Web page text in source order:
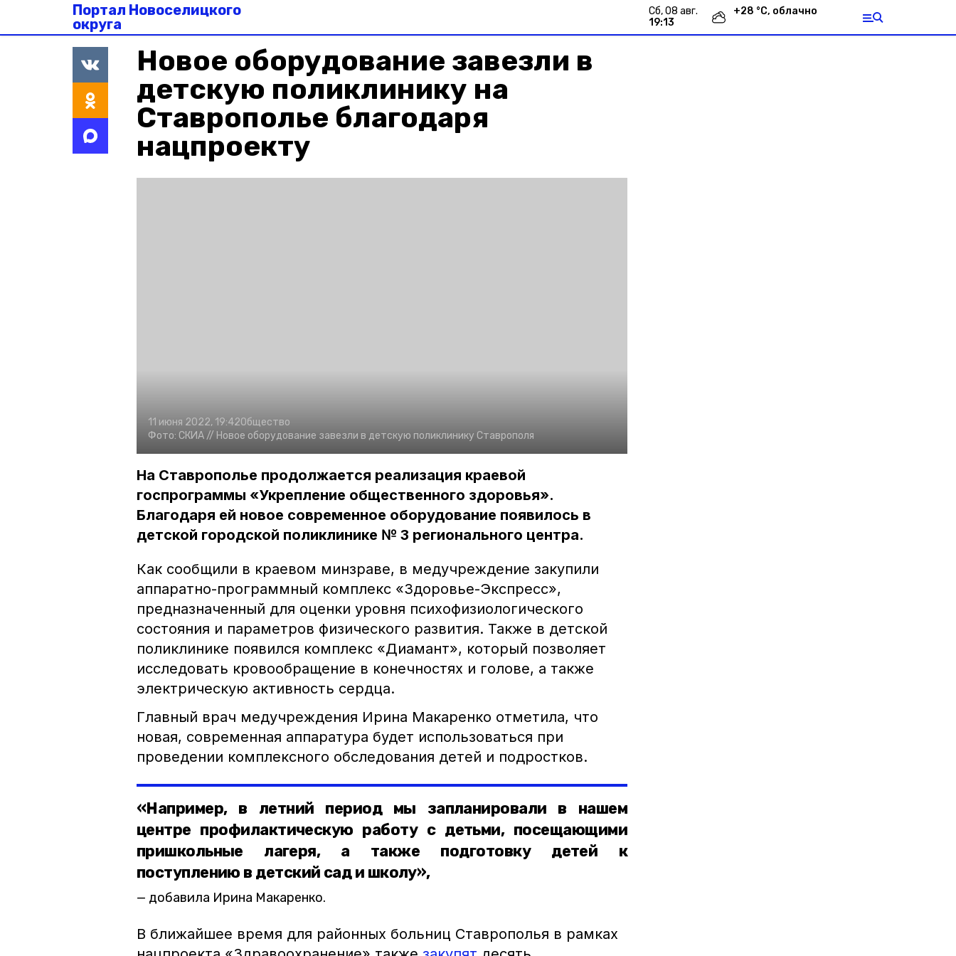
Портал Новоселицкого
округа
сб, 08 авг.
19:13
+28 °С, облачно
Новое оборудование завезли в
детскую поликлинику на
Ставрополье благодаря
нацпроекту
11 июня 2022, 19:42Общество
Фото: СКИА // Новое оборудование завезли в детскую поликлинику Ставрополя
На Ставрополье продолжается реализация краевой
госпрограммы «Укрепление общественного здоровья».
Благодаря ей новое современное оборудование появилось в
детской городской поликлинике № 3 регионального центра.
Как сообщили в краевом минзраве, в медучреждение закупили
аппаратно-программный комплекс «Здоровье-Экспресс»,
предназначенный для оценки уровня психофизиологического
состояния и параметров физического развития. Также в детской
поликлинике появился комплекс «Диамант», который позволяет
исследовать кровообращение в конечностях и голове, а также
электрическую активность сердца.
Главный врач медучреждения Ирина Макаренко отметила, что
новая, современная аппаратура будет использоваться при
проведении комплексного обследования детей и подростков.
«Например, в летний период мы запланировали в нашем
центре профилактическую работу с детьми, посещающими
пришкольные лагеря, а также подготовку детей к
поступлению в детский сад и школу»,
добавила Ирина Макаренко.
В ближайшее время для районных больниц Ставрополья в рамках